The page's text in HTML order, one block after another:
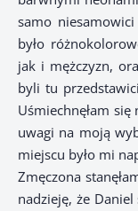
samo
było
jak i mężczyzn,
byli tu
Uśmiechnęłam
uwagi na moją
miejscu było mi
Zmęczona
nadzieję, że